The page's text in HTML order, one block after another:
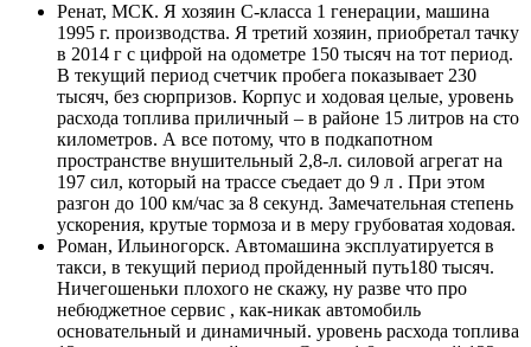
Ренат, МСК. Я хозяин С-класса 1 генерации, машина
1995 г. производства. Я третий хозяин, приобретал тачку
в 2014 г с цифрой на одометре 150 тысяч на тот период.
В текущий период счетчик пробега показывает 230
тысяч, без сюрпризов. Корпус и ходовая целые, уровень
расхода топлива приличный – в районе 15 литров на сто
километров. А все потому, что в подкапотном
пространстве внушительный 2,8-л. силовой агрегат на
197 сил, который на трассе съедает до 9 л . При этом
разгон до 100 км/час за 8 секунд. Замечательная степень
ускорения, крутые тормоза и в меру грубоватая ходовая.
Роман, Ильиногорск. Автомашина эксплуатируется в
такси, в текущий период пройденный путь180 тысяч.
Ничегошеньки плохого не скажу, ну разве что про
небюджетное сервис , как-никак автомобиль
основательный и динамичный. уровень расхода топлива